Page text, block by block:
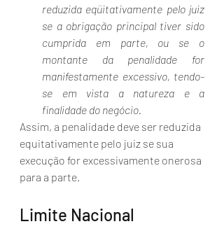
reduzida eqüitativamente pelo juiz
se a obrigação principal tiver sido
cumprida em parte, ou se o
montante da penalidade for
manifestamente excessivo, tendo-
se em vista a natureza e a
finalidade do negócio.
Assim, a penalidade deve ser reduzida
equitativamente pelo juiz se sua
execução for excessivamente onerosa
para a parte.
Limite Nacional